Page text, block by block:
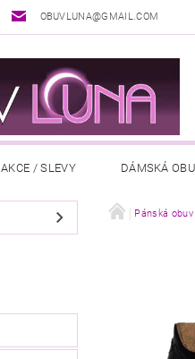
OBUVLUNA@GMAIL.COM
AKCE / SLEVY DÁMSKÁ
DOPLŇKY K OBUVI Pánská obuv